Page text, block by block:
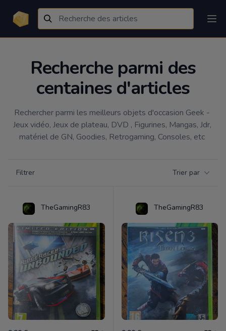
Recherche parmi des
centaines d'articles
Rechercher parmi les meilleurs objets d'occasion Geek -
Jeux vidéo, Jeux de plateau, DVD , Figurines, Mangas, Jdr,
matériel de GN, Goodies, Retrogaming, Consoles, etc
Filtrer Trier par
TheGamingR83 TheGamingR83